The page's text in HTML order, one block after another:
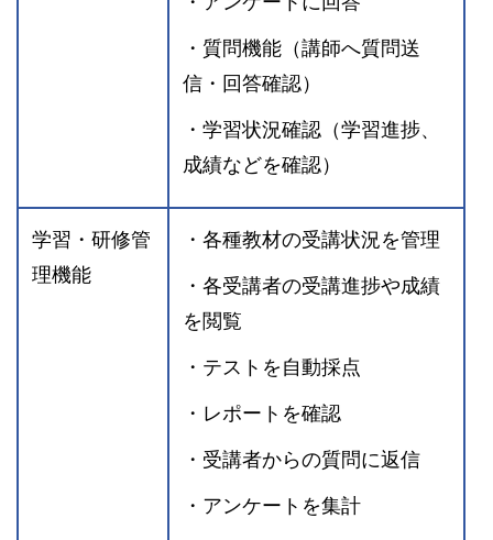
・質問機能（講師へ質問送
信・回答確認）
・学習状況確認（学習進捗、
成績などを確認）
学習・研修管
理機能
・各種教材の受講状況を管理
・各受講者の受講進捗や成績
を閲覧
・テストを自動採点
・レポートを確認
・受講者からの質問に返信
・アンケートを集計